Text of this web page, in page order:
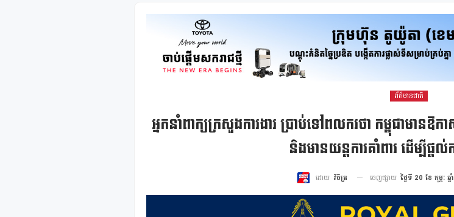
ព័ត៌មានជាតិ
អ្នកនាំពាក្យក្រសួងការងារ ប្រាប់ទៅពលករថា កម្ពុជាមានឱ
និងមានយន្តការគាំពារ ដើម្បីផ្តល់
ដោយ វិចិត្រ ចេញផ្សាយ ថ្ងៃទី 20 ខែ កុម្ភៈ ឆ្